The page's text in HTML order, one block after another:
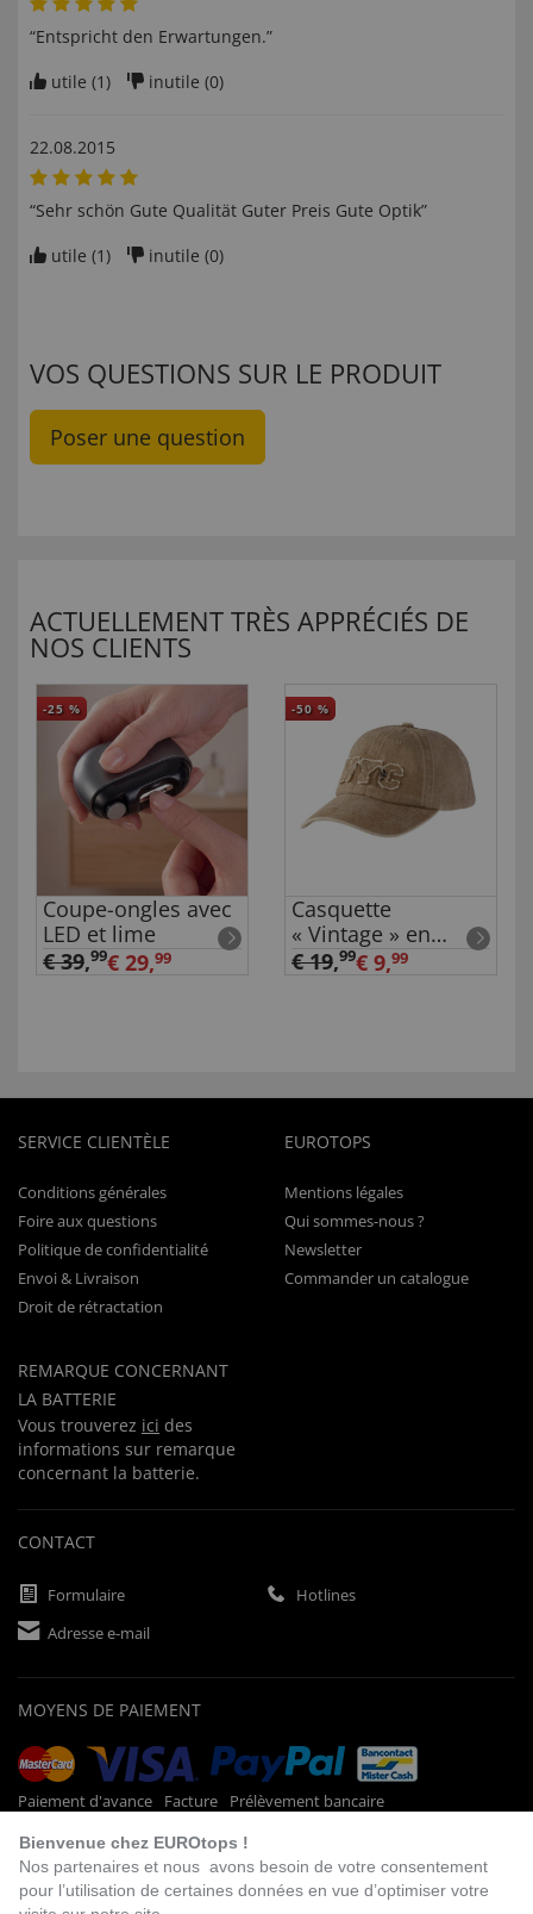
“Entspricht den Erwartungen.”
utile (1) inutile (0)
22.08.2015
“Sehr schön Gute Qualität Guter Preis Gute Optik”
utile (1) inutile (0)
VOS QUESTIONS SUR LE PRODUIT
Poser une question
ACTUELLEMENT TRÈS APPRÉCIÉS DE
NOS CLIENTS
-25 %
Coupe-ongles avec
LED et lime
€ 39,99€ 29,99
-50 %
Casquette
« Vintage » en
coton
€ 19,99€ 9,99
SERVICE CLIENTÈLE
Conditions générales
Foire aux questions
Politique de confidentialité
Envoi & Livraison
Droit de rétractation
REMARQUE CONCERNANT
LA BATTERIE
Vous trouverez ici des
informations sur remarque
concernant la batterie.
EUROTOPS
Mentions légales
Qui sommes-nous ?
Newsletter
Commander un catalogue
CONTACT
Formulaire
Hotlines
Adresse e-mail
MOYENS DE PAIEMENT
Paiement d'avance Facture Prélèvement bancaire
VISITEZ NOTRE
Bienvenue chez EUROtops !
Nos partenaires et nous avons besoin de votre consentement
pour l’utilisation de certaines données en vue d’optimiser votre